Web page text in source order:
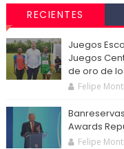
RECIENTES
Juegos
Juegos
de oro de
Felipe
Awards
Felipe